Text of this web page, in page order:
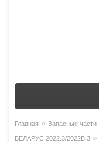
Главная » Запасные части
БЕЛАРУС 2022.3/2022В.3 »